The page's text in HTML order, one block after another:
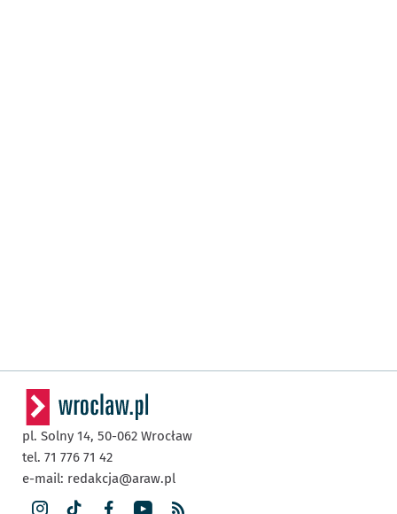
pl. Solny 14, 50-062 Wrocław
tel. 71 776 71 42
e-mail: redakcja@araw.pl